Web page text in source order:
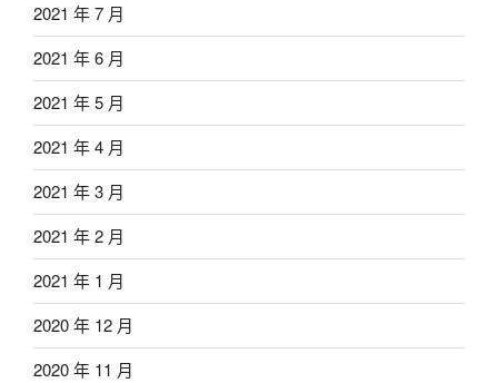
2021 年 7 月
2021 年 6 月
2021 年 5 月
2021 年 4 月
2021 年 3 月
2021 年 2 月
2021 年 1 月
2020 年 12 月
2020 年 11 月